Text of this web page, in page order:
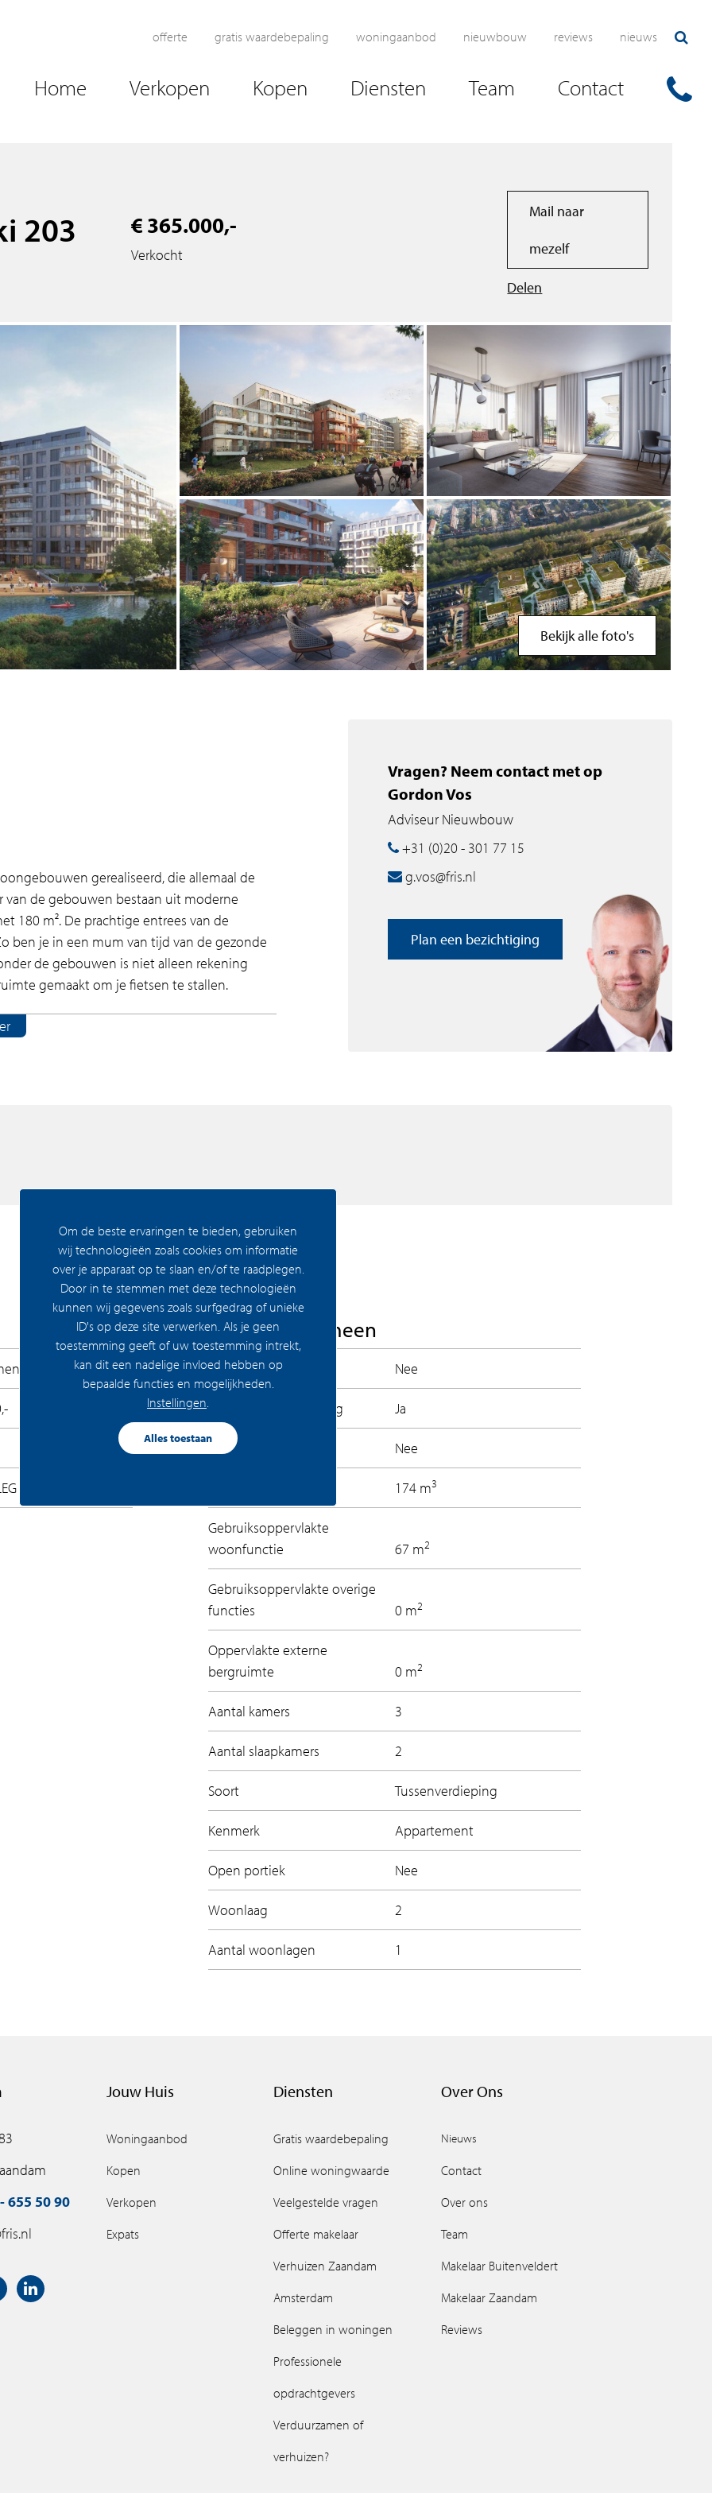
offerte gratis waardebepaling woningaanbod nieuwbouw reviews nieuws
Home Verkopen Kopen Diensten Team Contact
203 € 365.000,-
Verkocht
Mail naar
mezelf
Delen
Bekijk alle foto's
gerealiseerd, die allemaal de
van de gebouwen bestaan uit moderne
180 m². De prachtige entrees van de
ben je in een mum van tijd van de gezonde
de gebouwen is niet alleen rekening
gemaakt om je fietsen te stallen.
grond te koop. De appartementen
beginnen vanaf circa € 325.000,- vrij op
Alle appartementen zullen worden
daglicht én hoogwaardig sanitair en
website Olympiadeamstelveen.nl of neem
Vragen? Neem contact met op
Gordon Vos
Adviseur Nieuwbouw
+31 (0)20 - 301 77 15
g.vos@fris.nl
Plan een bezichtiging
Woning Algemeen
Bouwrijp Nee
Permanente bewoning Ja
Recreatiewoning Nee
174 m3
Gebruiksoppervlakte
woonfunctie
67 m2
Gebruiksoppervlakte overige
functies
0 m2
Oppervlakte externe
bergruimte
0 m2
Aantal kamers 3
Aantal slaapkamers 2
Soort Tussenverdieping
Kenmerk Appartement
Open portiek Nee
Woonlaag 2
Aantal woonlagen 1
655 50 90
Jouw Huis
Woningaanbod
Kopen
Verkopen
Expats
Diensten
Gratis waardebepaling
Online woningwaarde
Veelgestelde vragen
Offerte makelaar
Verhuizen Zaandam
Amsterdam
Beleggen in woningen
Professionele
opdrachtgevers
Verduurzamen of
verhuizen?
Over Ons
Nieuws
Contact
Over ons
Team
Makelaar Buitenveldert
Makelaar Zaandam
Reviews
Om de beste ervaringen te bieden, gebruiken
wij technologieën zoals cookies om informatie
over je apparaat op te slaan en/of te raadplegen.
Door in te stemmen met deze technologieën
kunnen wij gegevens zoals surfgedrag of unieke
ID's op deze site verwerken. Als je geen
toestemming geeft of uw toestemming intrekt,
kan dit een nadelige invloed hebben op
bepaalde functies en mogelijkheden.
Instellingen
Alles toestaan